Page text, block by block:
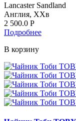
Lancaster Sandland
Англия, ХХв
2 500.0 Р
Подробнее
В корзину